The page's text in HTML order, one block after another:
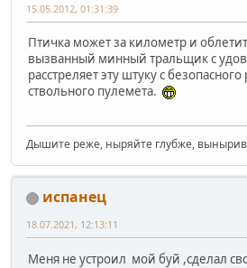
15.05.2012, 01:31:39
Птичка может за километр и
вызванный минный тральщик с
расстреляет эту штуку с
ствольного пулемета.
Дышите реже, ныряйте глубже,
испанец
18.07.2021, 12:13:11
Меня не устроил мой буй ,сделал